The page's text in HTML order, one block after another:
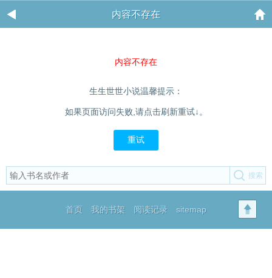
内容不存在
内容不存在
生生世世小说温馨提示：
如果页面访问失败,请点击刷新重试↓。
重试
首页 我的书架 阅读记录 sitemap